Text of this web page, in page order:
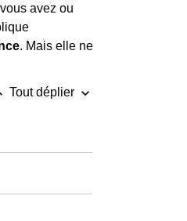
avez ou
. Mais elle ne
Tout déplier keyboard_arrow_down